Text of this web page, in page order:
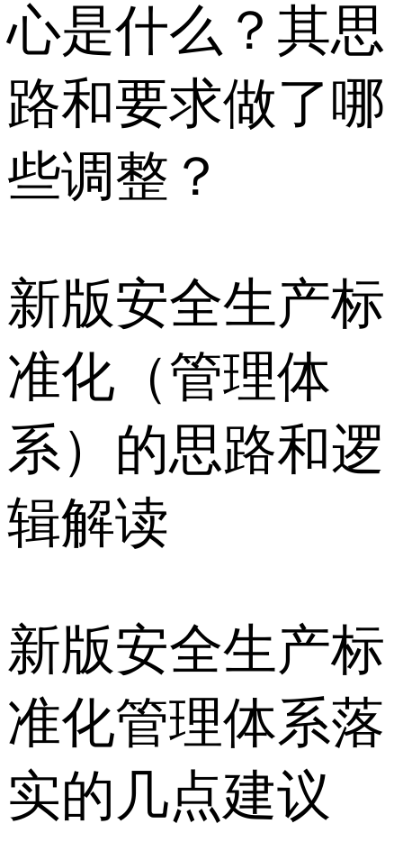
心是什么？其思
路和要求做了哪
些调整？
新版安全生产标
准化（管理体
系）的思路和逻
辑解读
新版安全生产标
准化管理体系落
实的几点建议